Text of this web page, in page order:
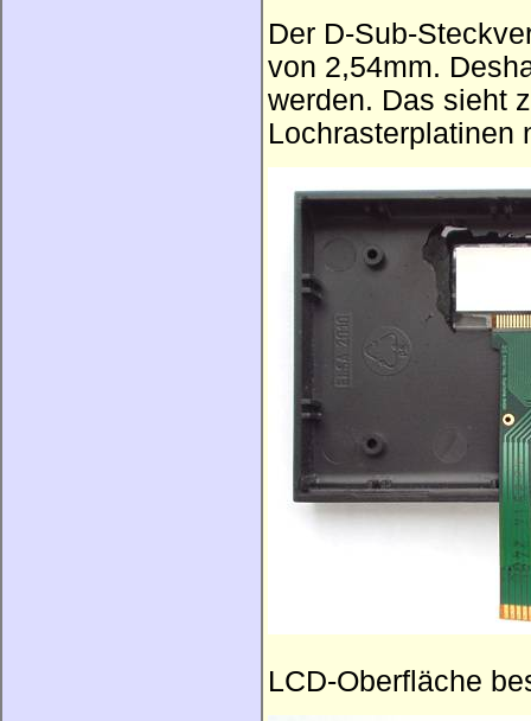
Der D-Sub-
von 2,54mm.
werden. Das sieht
Lochrasterplatinen
LCD-Oberfläche